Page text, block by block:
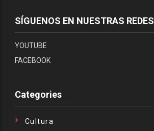
SÍGUENOS EN NUESTRAS REDES
YOUTUBE
FACEBOOK
Categories
Cultura